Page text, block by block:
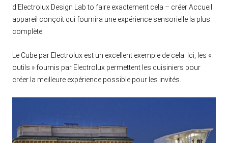
d'Electrolux Design Lab to faire exactement cela – créer Accueil
appareil conçoit qui fournira une expérience sensorielle la plus
complète.
Le Cube par Electrolux est un excellent exemple de cela. Ici, les «
outils » fournis par Electrolux permettent les cuisiniers pour
créer la meilleure expérience possible pour les invités.